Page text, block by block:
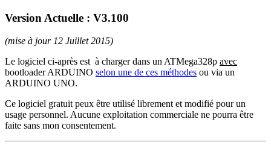
Version Actuelle : V3.100
(mise à jour 12 Juillet 2015)
Le logiciel ci-après est à charger dans un ATMega328p avec
bootloader ARDUINO selon une de ces méthodes ou via un
ARDUINO UNO.
Ce logiciel gratuit peux être utilisé librement et modifié pour un
usage personnel. Aucune exploitation commerciale ne pourra être
faite sans mon consentement.